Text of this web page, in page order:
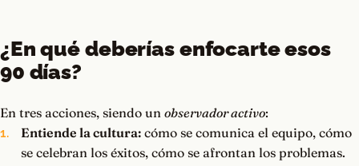
¿En qué deberías enfocarte esos
90 días?
En tres acciones, siendo un observador activo:
Entiende la cultura:cómo se comunica el equipo, cómo
se celebran los éxitos, cómo se afrontan los problemas.